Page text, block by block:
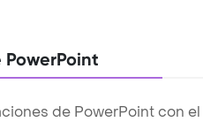
de PowerPoint con